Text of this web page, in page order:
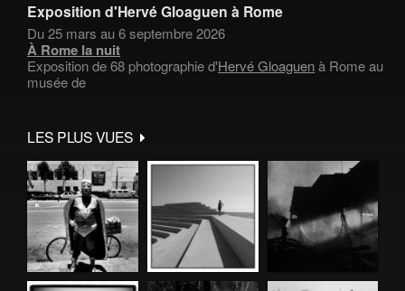
Exposition d'Hervé Gloaguen à Rome
Du 25 mars au 6 septembre 2026
À Rome la nuit
Exposition de 68 photographie d'Hervé Gloaguenà Rome au
musée de
LES PLUS VUES